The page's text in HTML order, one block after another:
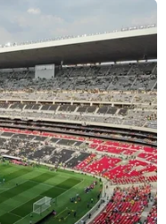
quận Uccle,
TTXVN)
đang tăng nhanh,
người vẫn còn
vi di chuyển và